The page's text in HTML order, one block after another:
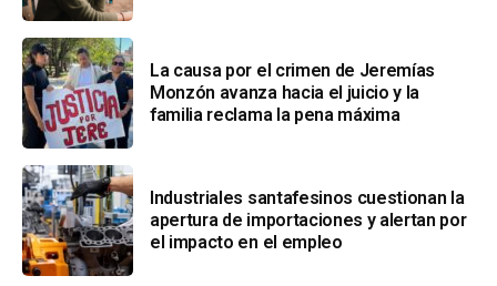
La causa por el crimen de Jeremías
Monzón avanza hacia el juicio y la
familia reclama la pena máxima
Industriales santafesinos cuestionan la
apertura de importaciones y alertan por
el impacto en el empleo